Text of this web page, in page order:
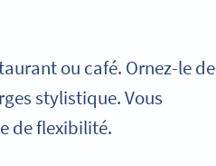
ou café. Ornez-le de
stylistique. Vous
de flexibilité.